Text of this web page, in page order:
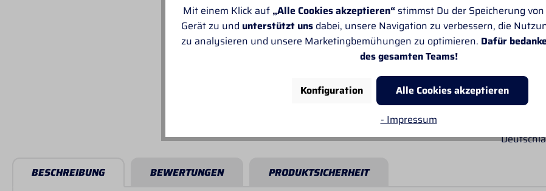
Schnelle
BESCHREIBUNG BEWERTUNGEN PRODUKTSICHERHEIT
Mit einem Klick auf „Alle Cookies akzeptieren“stimmst Du der Speicherung
Gerät zu und unterstützt uns dabei, unsere Navigation zu verbessern, die
zu analysieren und unsere Marketingbemühungen zu optimieren. Dafür
des gesamten Teams!
Konfiguration
Alle Cookies akzeptieren
- Impressum